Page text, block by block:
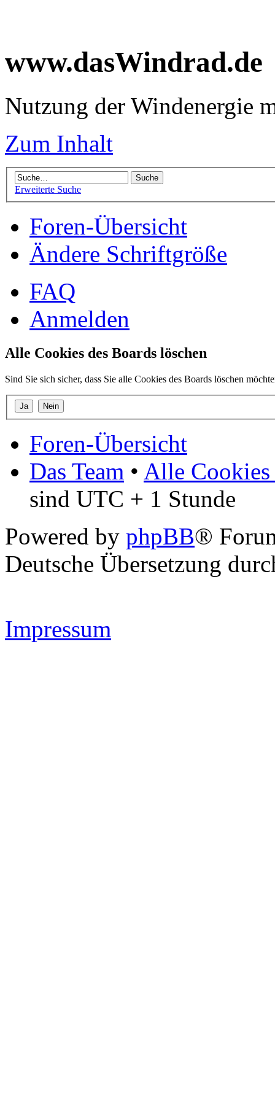
www.dasWindrad.de
Nutzung der Windenergie
Zum Inhalt
Erweiterte Suche
Foren-Übersicht
Ändere Schriftgröße
FAQ
Anmelden
Alle Cookies des Boards löschen
Sind Sie sich sicher, dass Sie alle Cookies des Boards löschen
Foren-Übersicht
Das Team • Alle Cookies
sind UTC + 1 Stunde
Powered by phpBB®
Deutsche Übersetzung
Impressum